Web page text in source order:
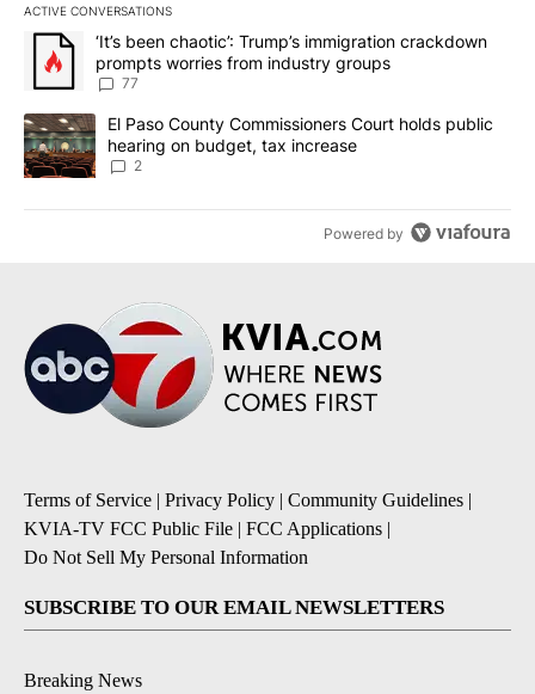
ACTIVE CONVERSATIONS
The following is a list of the most commented articles in the last
A trending article titled "‘It’s been chaotic’: Trump’s
‘It’s been chaotic’: Trump’s immigration crackdown
prompts worries from industry groups
77
A trending article titled "El Paso County Commissioners Court
El Paso County Commissioners Court holds public
hearing on budget, tax increase
2
Powered by
Terms of Service | Privacy Policy | Community Guidelines |
KVIA-TV FCC Public File | FCC Applications |
Do Not Sell My Personal Information
SUBSCRIBE TO OUR EMAIL NEWSLETTERS
Breaking News